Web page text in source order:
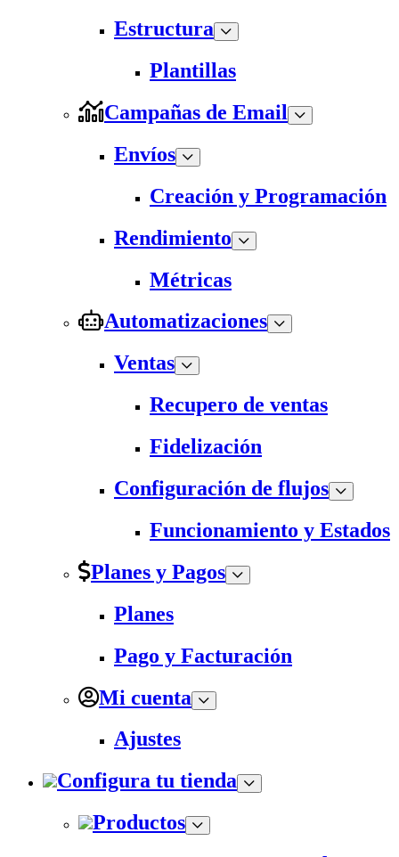
Estructura
Plantillas
Campañas de Email
Envíos
Creación y Programación
Rendimiento
Métricas
Automatizaciones
Ventas
Recupero de ventas
Fidelización
Configuración de flujos
Funcionamiento y Estados
Planes y Pagos
Planes
Pago y Facturación
Mi cuenta
Ajustes
Configura tu tienda
Productos